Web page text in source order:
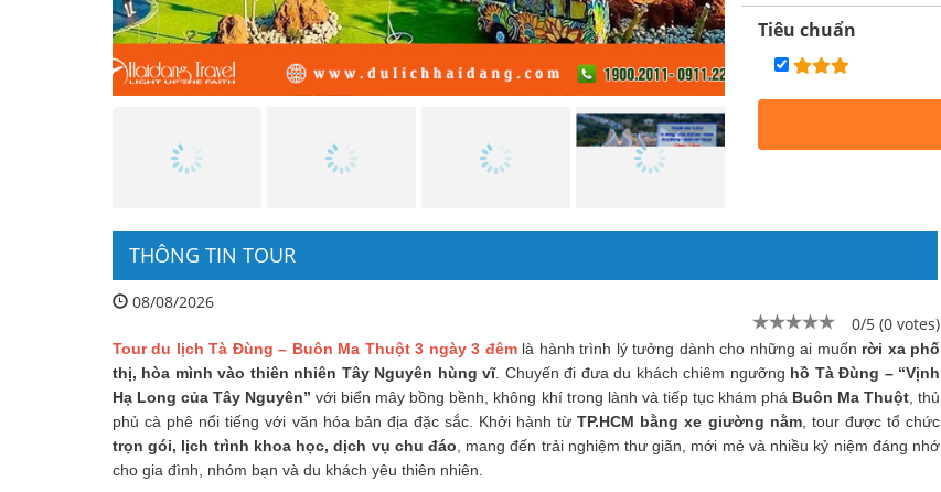
Tiêu chuẩn
THÔNG TIN TOUR
08/08/2026
0/5 (0 votes)
Tourdu lịch Tà Đùng – Buôn Ma Thuột 3 ngày 3 đêmlà hành trình lý tưởng dành cho những ai muốn rời xa phố
thị, hòa mình vào thiên nhiên Tây Nguyên hùng vĩ. Chuyến đi đưa du khách chiêm ngưỡng hồ Tà Đùng – “Vịnh
Hạ Long của Tây Nguyên” với biển mây bồng bềnh, không khí trong lành và tiếp tục khám phá Buôn Ma Thuột, thủ
phủ cà phê nổi tiếng với văn hóa bản địa đặc sắc. Khởi hành từTP.HCM bằng xe giường nằm, tour được tổ chức
trọn gói, lịch trình khoa học, dịch vụ chu đáo , mang đến trải nghiệm thư giãn, mới mẻ và nhiều kỷ niệm đáng nhớ
cho gia đình, nhóm bạn và du khách yêu thiên nhiên.